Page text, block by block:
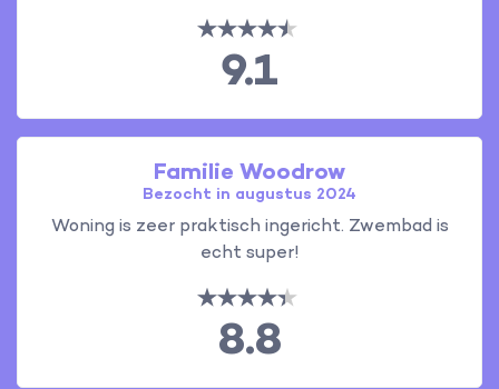
9.1
Familie Woodrow
Bezocht in augustus 2024
Woning is zeer praktisch ingericht. Zwembad is
echt super!
8.8